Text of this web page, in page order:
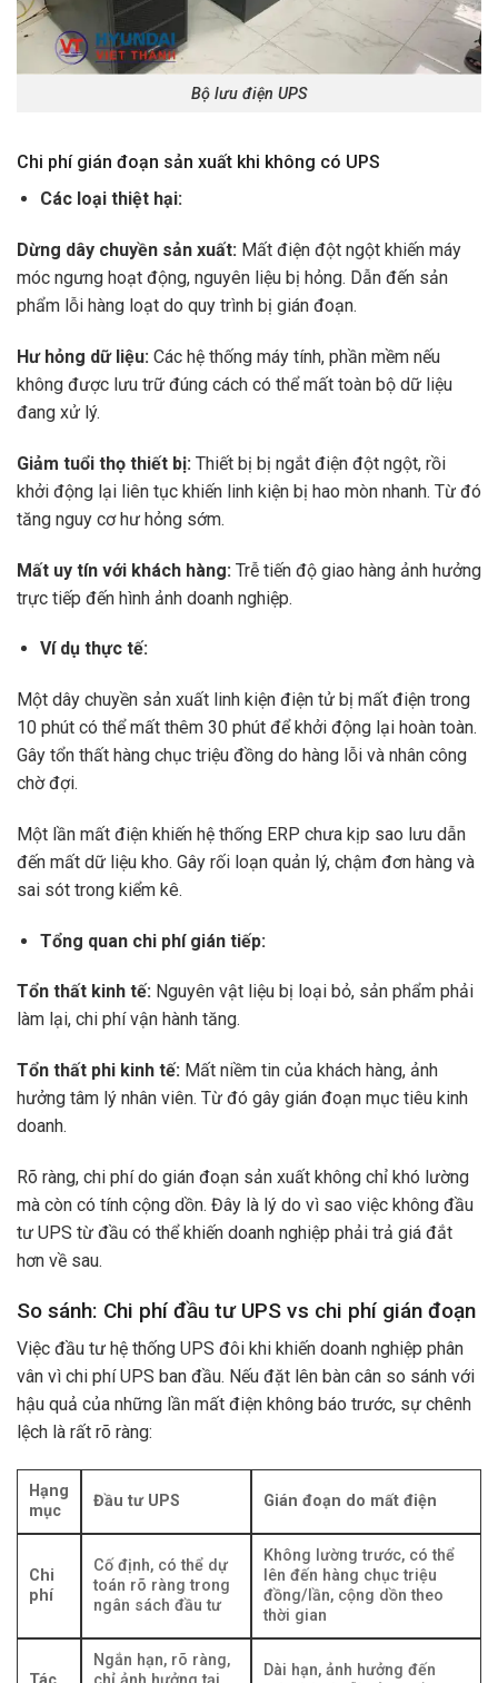
Bộ lưu điện UPS
Chi phí gián đoạn sản xuất khi không có UPS
Các loại thiệt hại:
Dừng dây chuyền sản xuất: Mất điện đột ngột khiến máy
móc ngưng hoạt động, nguyên liệu bị hỏng. Dẫn đến sản
phẩm lỗi hàng loạt do quy trình bị gián đoạn.
Hư hỏng dữ liệu: Các hệ thống máy tính, phần mềm nếu
không được lưu trữ đúng cách có thể mất toàn bộ dữ liệu
đang xử lý.
Giảm tuổi thọ thiết bị: Thiết bị bị ngắt điện đột ngột, rồi
khởi động lại liên tục khiến linh kiện bị hao mòn nhanh. Từ đó
tăng nguy cơ hư hỏng sớm.
Mất uy tín với khách hàng: Trễ tiến độ giao hàng ảnh hưởng
trực tiếp đến hình ảnh doanh nghiệp.
Ví dụ thực tế:
Một dây chuyền sản xuất linh kiện điện tử bị mất điện trong
10 phút có thể mất thêm 30 phút để khởi động lại hoàn toàn.
Gây tổn thất hàng chục triệu đồng do hàng lỗi và nhân công
chờ đợi.
Một lần mất điện khiến hệ thống ERP chưa kịp sao lưu dẫn
đến mất dữ liệu kho. Gây rối loạn quản lý, chậm đơn hàng và
sai sót trong kiểm kê.
Tổng quan chi phí gián tiếp:
Tổn thất kinh tế: Nguyên vật liệu bị loại bỏ, sản phẩm phải
làm lại, chi phí vận hành tăng.
Tổn thất phi kinh tế: Mất niềm tin của khách hàng, ảnh
hưởng tâm lý nhân viên. Từ đó gây gián đoạn mục tiêu kinh
doanh.
Rõ ràng, chi phí do gián đoạn sản xuất không chỉ khó lường
mà còn có tính cộng dồn. Đây là lý do vì sao việc không đầu
tư UPS từ đầu có thể khiến doanh nghiệp phải trả giá đắt
hơn về sau.
So sánh: Chi phí đầu tư UPS vs chi phí gián đoạn
Việc đầu tư hệ thống UPS đôi khi khiến doanh nghiệp phân
vân vì chi phí UPS ban đầu. Nếu đặt lên bàn cân so sánh với
hậu quả của những lần mất điện không báo trước, sự chênh
lệch là rất rõ ràng:
Hạng
mục
Đầu tư UPS Gián đoạn do mất điện
Chi
phí
Cố định, có thể dự
toán rõ ràng trong
ngân sách đầu tư
Không lường trước, có thể
lên đến hàng chục triệu
đồng/lần, cộng dồn theo
thời gian
Ngắn hạn, rõ ràng,
Dài hạn, ảnh hưởng đến